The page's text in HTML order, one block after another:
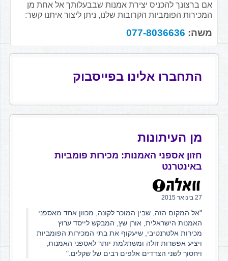
אם ברצונך להכניס יצירת אמנות שבבעלותך אל אחת מן
המכירות הפומביות הקרובות שלנו, ניתן ליצור איתנו קשר:
משה: 077-8036636
התחברו אלינו בפייסבוק
מן העיתונות
חזון אספני האמנות: מכירות פומביות
באינטרנט
27 בינואר 2015
"אל המקום הזה, שבין המוכר לקונה, מכוון אחד מאספני
האמנות הישראלית, אורן שץ, המבקש לייסד ערוץ
מכירות אלטרנטיבי, שיעקוף את בתי המכירות הפומביות
ויציע אפשרות זולה ומשתלמת יותר לאספני האמנות,
ויחסוך לשני הצדדים אלפים רבים של שקלים."